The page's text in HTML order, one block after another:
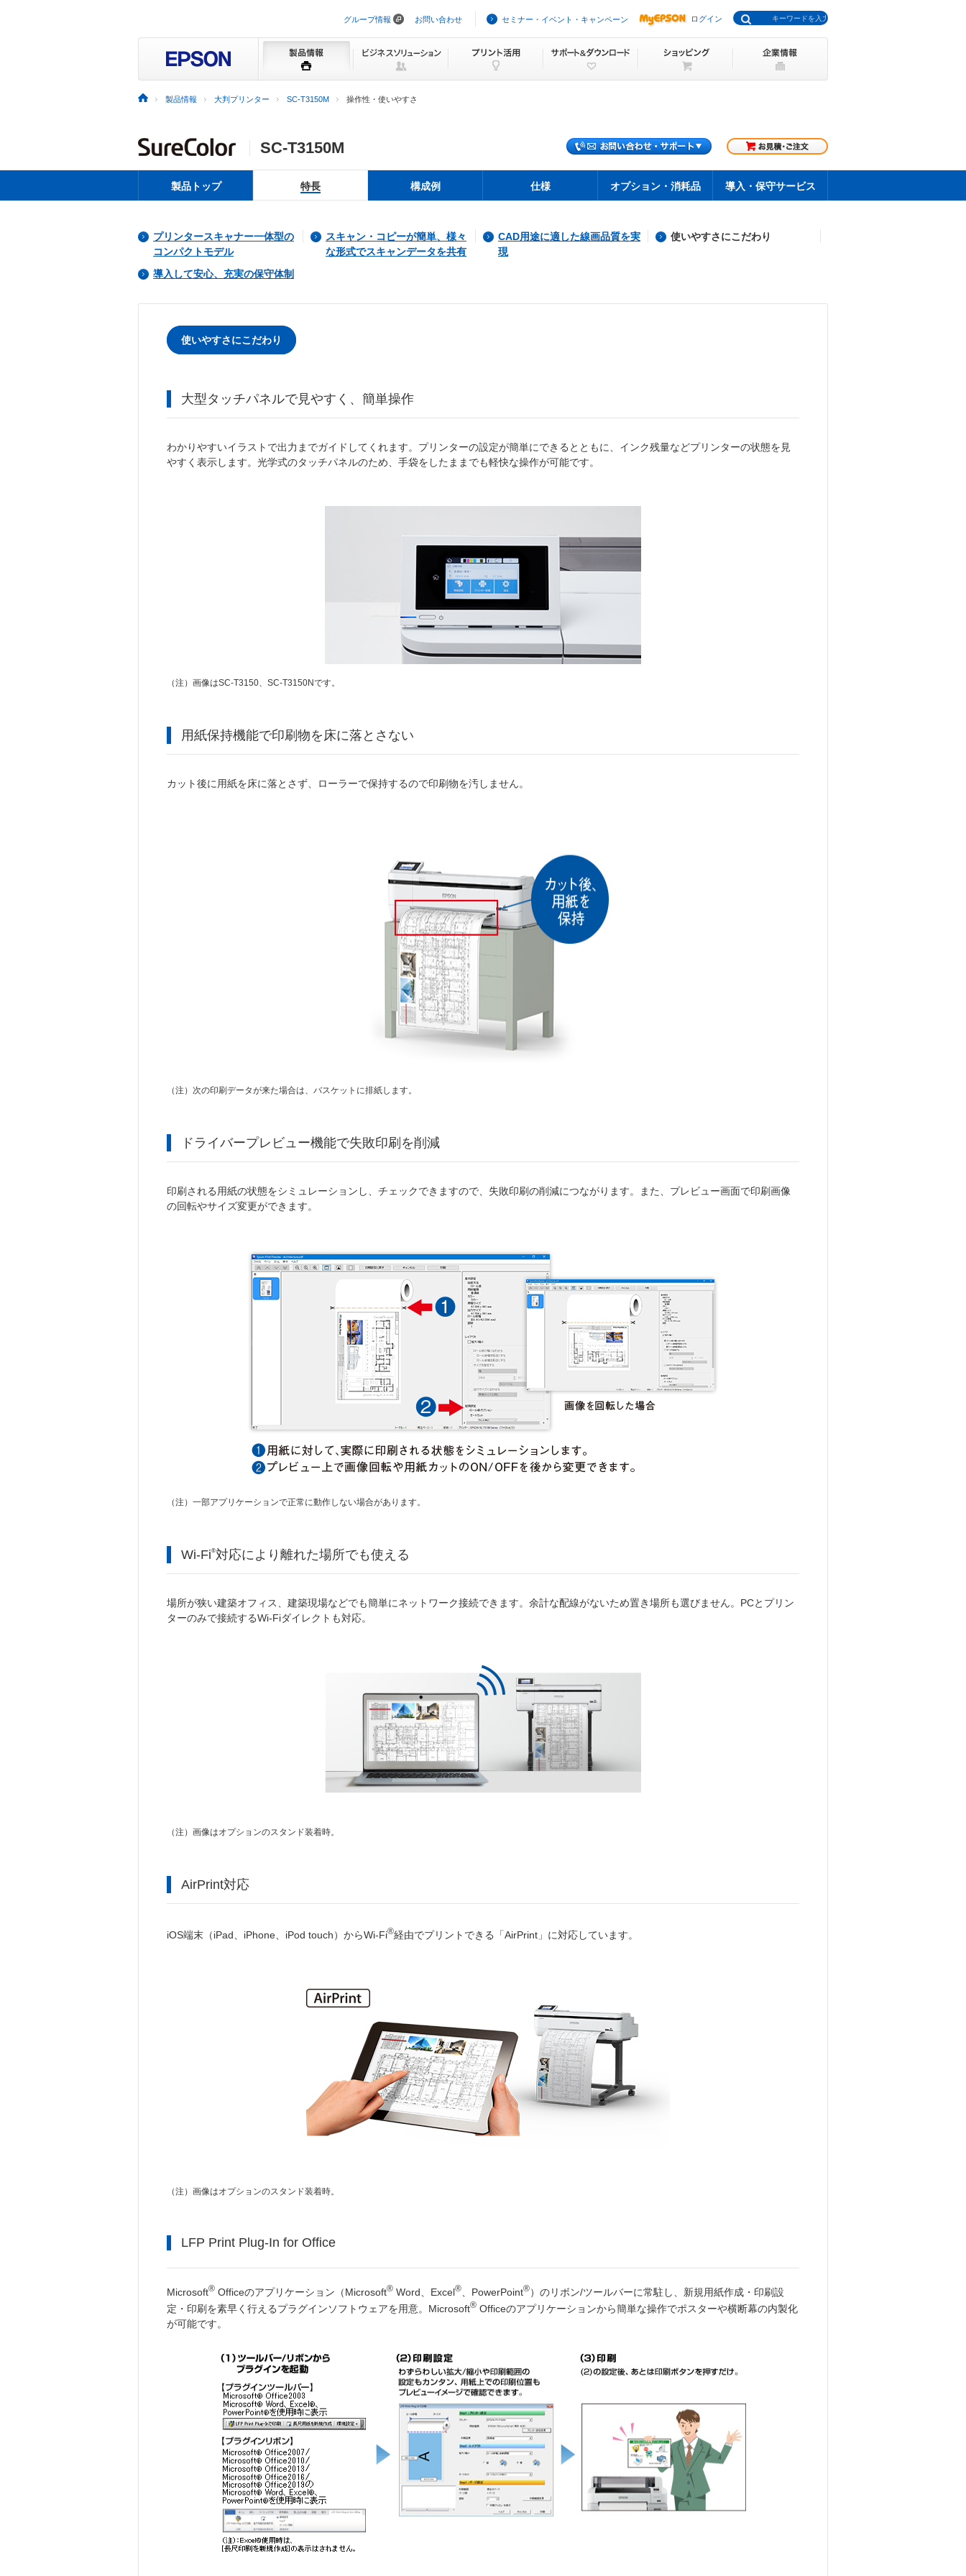
ビ
ョ
プ
グループ情報 お問い合わせ セミナー・イベント・キャンペーン ログイン
製品情報 大判プリンター SC-T3150M 操作性・使いやすさ
SC-T3150M
製品トップ 特長 構成例 仕様 オプション・消耗品 導入・保守サービス
プリンタースキャナー一体型の
コンパクトモデル
スキャン・コピーが簡単、様々
な形式でスキャンデータを共有
CAD用途に適した線画品質を実
現
使いやすさにこだわり
導入して安心、充実の保守体制
使いやすさにこだわり
大型タッチパネルで見やすく、簡単操作
わかりやすいイラストで出力までガイドしてくれます。プリンターの設定が簡単にできるとともに、インク残量などプリンターの状態を見
やすく表示します。光学式のタッチパネルのため、手袋をしたままでも軽快な操作が可能です。
（注） 画像はSC-T3150、SC-T3150Nです。
用紙保持機能で印刷物を床に落とさない
カット後に用紙を床に落とさず、ローラーで保持するので印刷物を汚しません。
（注） 次の印刷データが来た場合は、バスケットに排紙します。
ドライバープレビュー機能で失敗印刷を削減
印刷される用紙の状態をシミュレーションし、チェックできますので、失敗印刷の削減につながります。また、プレビュー画面で印刷画像
の回転やサイズ変更ができます。
（注） 一部アプリケーションで正常に動作しない場合があります。
Wi-Fi®対応により離れた場所でも使える
場所が狭い建築オフィス、建築現場などでも簡単にネットワーク接続できます。余計な配線がないため置き場所も選びません。PCとプリン
ターのみで接続するWi-Fiダイレクトも対応。
（注） 画像はオプションのスタンド装着時。
AirPrint対応
iOS端末（iPad、iPhone、iPod touch）からWi-Fi®経由でプリントできる「AirPrint」に対応しています。
（注） 画像はオプションのスタンド装着時。
LFP Print Plug-In for Office
Microsoft® Officeのアプリケーション（Microsoft® Word、Excel® 、PowerPoint®）のリボン/ツールバーに常駐し、新規用紙作成・印刷設
定・印刷を素早く行えるプラグインソフトウェアを用意。Microsoft® Officeのアプリケーションから簡単な操作でポスターや横断幕の内製化
が可能です。